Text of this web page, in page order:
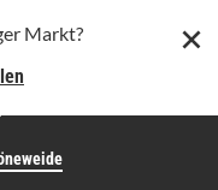
Markt?